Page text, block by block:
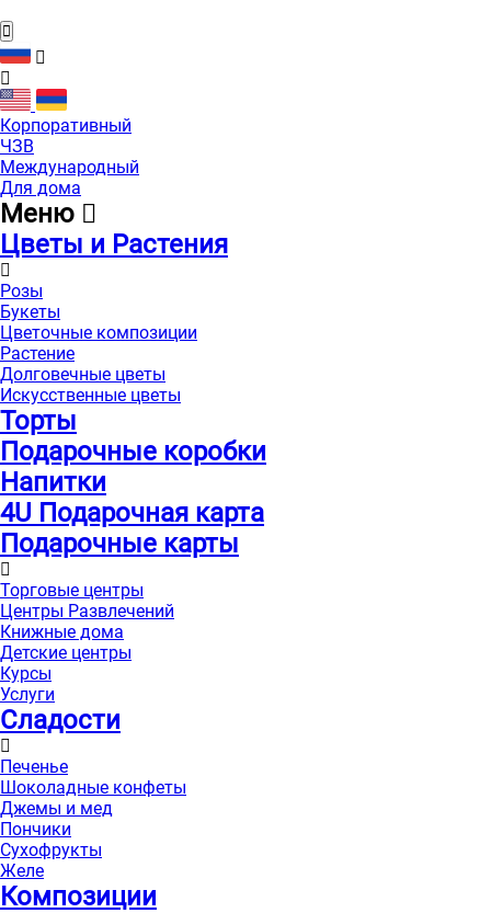
Корпоративный
ЧЗВ
Международный
Для дома
Меню
Цветы и Растения
Розы
Букеты
Цветочные композиции
Растение
Долговечные цветы
Искусственные цветы
Торты
Подарочные коробки
Напитки
4U Подарочная карта
Подарочные карты
Торговые центры
Центры Развлечений
Книжные дома
Детские центры
Курсы
Услуги
Сладости
Печенье
Шоколадные конфеты
Джемы и мед
Пончики
Сухофрукты
Желе
Композиции